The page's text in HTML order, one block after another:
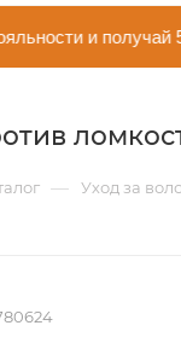
и получай
— Уход за